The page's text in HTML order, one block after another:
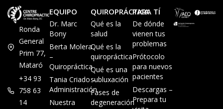
Ronda
General
Prim 77,
Mataró
+34 93
758 63
14
EQUIPO
Dr. Marc
Bony
Berta Molera
–
Quiropráctica
Tania Criado –
Administración
Nuestra
QUIROPRÁCTICA
Qué es la
salud
Qué es la
quiropráctica
Qué es una
subluxación
Fases de
degeneración
PARA TÍ
De dónde
vienen tus
problemas
Prótocolo
para nuevos
pacientes
Descargas –
Prepara tu